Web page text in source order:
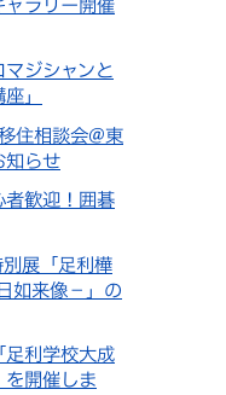
ャラリー開催
マジシャンと
」
住相談会@東
知らせ
者歓迎！囲碁
展「足利樺
如来像－」の
足利学校大成
を開催しま